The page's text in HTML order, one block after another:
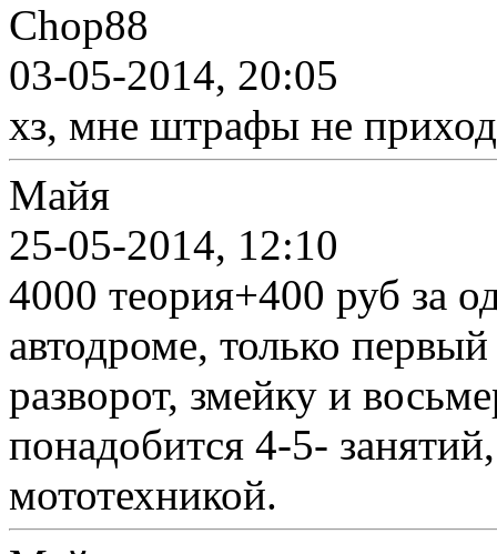
Chop88
03-05-2014, 20:05
хз, мне штрафы не
Майя
25-05-2014, 12:10
4000 теория+400 руб за
автодроме, только
разворот, змейку и
понадобится 4-5-
мототехникой.